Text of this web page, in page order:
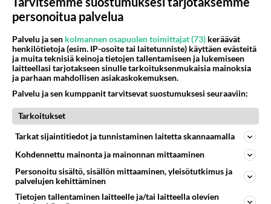
Mielevä näkee vaaran ja kätkeytyy, mutta
tuo on totta
Anonyymi00744
Anonyymi00005kirjoitti:
Sananl. 27:12
personoitua palvelua
Palvelu ja sen kolmannen osapuolen toimittajat (73) keräävät
henkilötietoja (esim. IP-osoite tai laitetunniste) käyttäen evästeitä
ja muita teknisiä keinoja tietojen tallentamiseen ja lukemiseen
laitteellasi tarjotakseen sinulle tarkoituksenmukaisia mainoksia
ja parhaan mahdollisen asiakaskokemuksen.
Palvelu ja sen kumppanit tarvitsevat suostumuksesi seuraaviin:
Tarkoitukset
Tarkat sijaintitiedot ja tunnistaminen laitetta skannaamalla
Kohdennettu mainonta ja mainonnan mittaaminen
Personoitu sisältö, sisällön mittaaminen, yleisötutkimus ja
palvelujen kehittäminen
Tietojen tallentaminen laitteelle ja/tai laitteella olevien